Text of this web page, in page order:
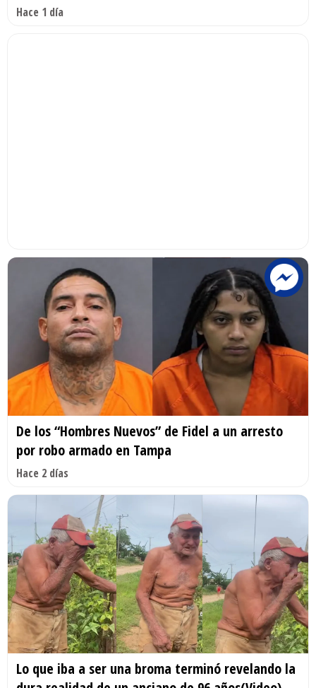
Hace 1 día
De los “Hombres Nuevos” de Fidel a un arresto
por robo armado en Tampa
Hace 2 días
Lo que iba a ser una broma terminó revelando la